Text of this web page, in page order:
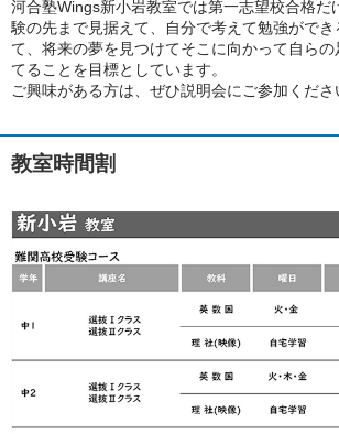
河合塾Wings新小岩教室では第一志望校合格だ
験の先まで見据えて、自分で考えて勉強ができ
て、将来の夢を見つけてそこに向かって自ら
てることを目標としています。
ご興味がある方は、ぜひ説明会にご参加くださ
教室時間割